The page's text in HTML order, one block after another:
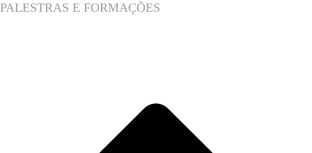
PALESTRAS E FORMAÇÕES